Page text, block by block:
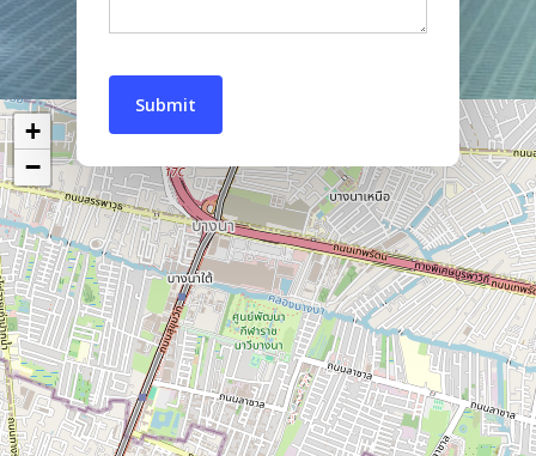
+
−